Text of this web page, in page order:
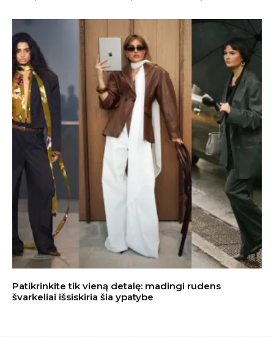
Patikrinkite tik vieną detalę: madingi rudens
švarkeliai išsiskiria šia ypatybe